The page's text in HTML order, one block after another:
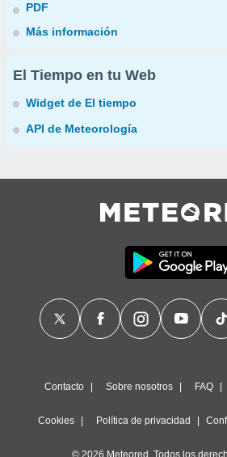
PDF
Más información
El Tiempo en tu Web
Widget de El tiempo
API de Meteorología
Contacto Sobre nosotros FAQ
Cookies Política de privacidad
© 2026 Meteored. Todos los